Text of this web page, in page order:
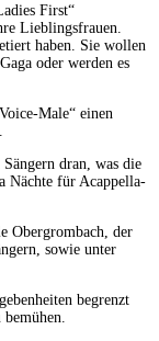
First“
Lieblingsfrauen.
haben. Sie wollen
oder werden es
Male“ einen
dran, was die
Nächte für Acappella-
Obergrombach, der
sowie unter
begrenzt